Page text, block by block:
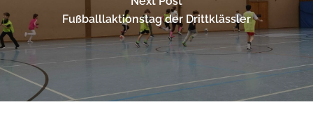
Fußballlaktionstag der Drittklässler